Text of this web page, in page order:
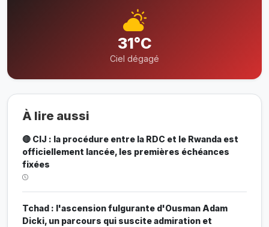
31°C
Ciel dégagé
À lire aussi
🔴 CIJ : la procédure entre la RDC et le Rwanda est
officiellement lancée, les premières échéances
fixées
Tchad : l'ascension fulgurante d'Ousman Adam
Dicki, un parcours qui suscite admiration et